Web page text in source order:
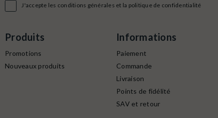
J'accepte les conditions générales et la politique de confidentialité
Produits
Promotions
Nouveaux produits
Informations
Paiement
Commande
Livraison
Points de fidélité
SAV et retour